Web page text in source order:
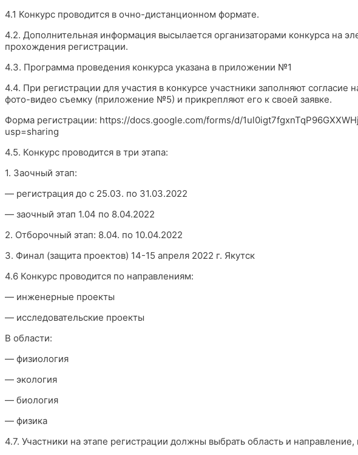
4.1 Конкурс проводится в очно-дистанционном формате.
4.2. Дополнительная информация высылается организаторами конкурса на
прохождения регистрации.
4.3. Программа проведения конкурса указана в приложении №1
4.4. При регистрации для участия в конкурсе участники заполняют согласие
фото-видео съемку (приложение №5) и прикрепляют его к своей заявке.
Форма регистрации: https://docs.google.com/forms/d/
usp=sharing
4.5. Конкурс проводится в три этапа:
1. Заочный этап:
— регистрация до с 25.03. по 31.03.2022
— заочный этап 1.04 по 8.04.2022
2. Отборочный этап: 8.04. по 10.04.2022
3. Финал (защита проектов) 14-15 апреля 2022 г. Якутск
4.6 Конкурс проводится по направлениям:
— инженерные проекты
— исследовательские проекты
В области:
— физиология
— экология
— биология
— физика
4.7. Участники на этапе регистрации должны выбрать область и направление,